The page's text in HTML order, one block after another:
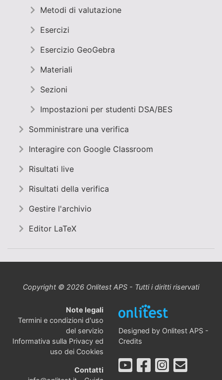
Metodi di valutazione
Esercizi
Esercizio GeoGebra
Materiali
Sezioni
Impostazioni per studenti DSA/BES
Somministrare una verifica
Interagire con Google Classroom
Risultati live
Risultati della verifica
Gestire l'archivio
Editor LaTeX
Copyright © 2026 Onlitest APS - Tutti i diritti riservati
Note legali
Termini e condizioni d'uso
del servizio
Informativa sulla Privacy ed
uso dei Cookies
Contatti
Designed by Onlitest APS -
Credits